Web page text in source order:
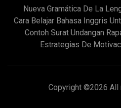
Nueva Gramática De La
Cara Belajar Bahasa Inggris
Contoh Surat Undangan
Estrategias De
Copyright ©2026 All